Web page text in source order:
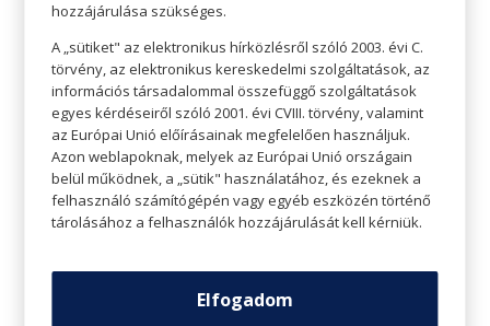
Ha a bőröd fakó:
érdemes gyengéd, kémiai hámlasztóval
hozzájárulása szükséges.
A „sütiket" az elektronikus hírközlésről szóló 2003. évi C.
törvény, az elektronikus kereskedelmi szolgáltatások, az
információs társadalommal összefüggő szolgáltatások
egyes kérdéseiről szóló 2001. évi CVIII. törvény, valamint
az Európai Unió előírásainak megfelelően használjuk.
Azon weblapoknak, melyek az Európai Unió országain
belül működnek, a „sütik" használatához, és ezeknek a
felhasználó számítógépén vagy egyéb eszközén történő
tárolásához a felhasználók hozzájárulását kell kérniük.
Elfogadom